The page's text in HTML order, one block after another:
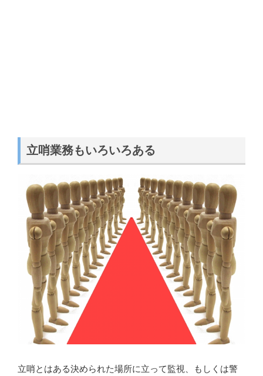
立哨業務もいろいろある
立哨とはある決められた場所に立って監視、もしくは警